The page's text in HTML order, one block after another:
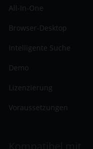
All-In-One
Browser-Desktop
Intelligente Suche
Demo
Lizenzierung
Voraussetzungen